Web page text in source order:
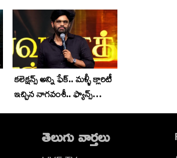
కలెక్షన్స్ అన్ని ఫేక్.. మళ్ళీ క్లారిటీ
ఇచ్చిన నాగవంశీ.. ఫ్యాన్స్
తెలుగు వార్తలు